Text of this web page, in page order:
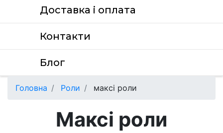
Доставка i оплата
Контакти
Блог
Головна Роли максі роли
Максі роли